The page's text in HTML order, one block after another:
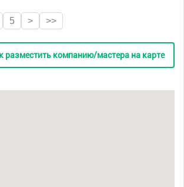
5 > >>
разместить компанию/мастера на карте